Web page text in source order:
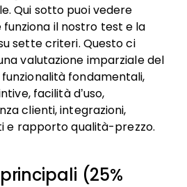
Qui sotto puoi vedere
il nostro test e la
sette criteri. Questo ci
valutazione imparziale del
fondamentali,
facilità d’uso,
clienti, integrazioni,
e rapporto qualità-prezzo.
(25%